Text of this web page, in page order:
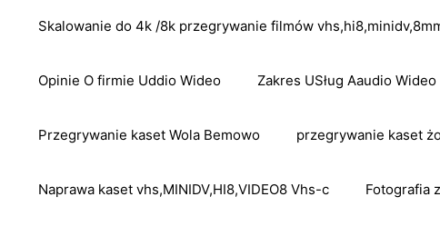
Skalowanie do 4k /8k przegrywanie filmów
Opinie O firmie Uddio Wideo Zakres USług Aaudio Wideo
Przegrywanie kaset Wola Bemowo przegrywanie kaset
Naprawa kaset vhs,MINIDV,HI8,VIDEO8 Vhs-c Fotografia